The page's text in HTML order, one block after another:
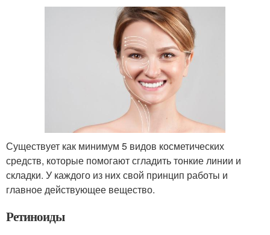
Существует как минимум 5 видов косметических
средств, которые помогают сгладить тонкие линии и
складки. У каждого из них свой принцип работы и
главное действующее вещество.
Ретиноиды